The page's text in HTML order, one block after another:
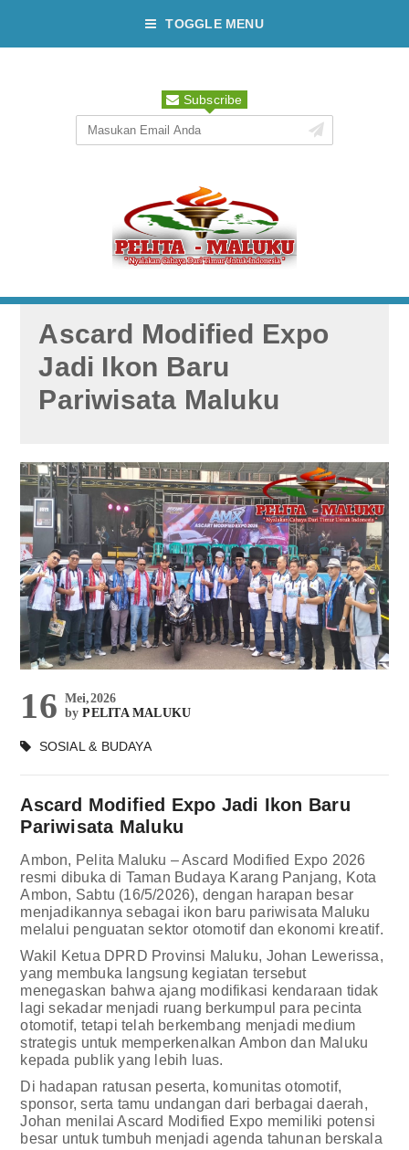
TOGGLE MENU
Subscribe
Ascard Modified Expo
Jadi Ikon Baru
Pariwisata Maluku
16 Mei,2026
byPELITA MALUKU
SOSIAL & BUDAYA
Ascard Modified Expo Jadi Ikon Baru
Pariwisata Maluku
Ambon, Pelita Maluku – Ascard Modified Expo 2026
resmi dibuka di Taman Budaya Karang Panjang, Kota
Ambon, Sabtu (16/5/2026), dengan harapan besar
menjadikannya sebagai ikon baru pariwisata Maluku
melalui penguatan sektor otomotif dan ekonomi kreatif.
Wakil Ketua DPRD Provinsi Maluku, Johan Lewerissa,
yang membuka langsung kegiatan tersebut
menegaskan bahwa ajang modifikasi kendaraan tidak
lagi sekadar menjadi ruang berkumpul para pecinta
otomotif, tetapi telah berkembang menjadi medium
strategis untuk memperkenalkan Ambon dan Maluku
kepada publik yang lebih luas.
Di hadapan ratusan peserta, komunitas otomotif,
sponsor, serta tamu undangan dari berbagai daerah,
Johan menilai Ascard Modified Expo memiliki potensi
besar untuk tumbuh menjadi agenda tahunan berskala